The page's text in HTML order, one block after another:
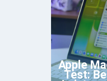
Apple
Test: